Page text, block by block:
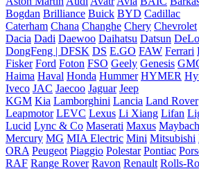
Bogdan Brilliance Buick BYD Cadillac
Caterham Chana Changhe Chery Chevrolet
Dacia Dadi Daewoo Daihatsu Datsun
DongFeng | DFSK DS E.GO FAW Ferrari
Fisker Ford Foton FSO Geely Genesis
Haima Haval Honda Hummer HYMER
Iveco JAC Jaecoo Jaguar Jeep
KGM Kia Lamborghini Lancia Land Rover
Leapmotor LEVC Lexus Li Xiang Lifan
Lucid Lync & Co Maserati Maxus Maybach
Mercury MG MIA Electric Mini Mitsubishi
ORA Peugeot Piaggio Polestar Pontiac
RAF Range Rover Ravon Renault Rolls-